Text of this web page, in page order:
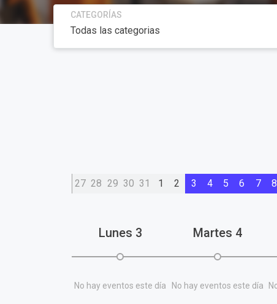
CATEGORÍAS
27 28 29 30 31 1 2 3 4 5 6 7 8
Lunes 3
No hay eventos este día
Martes 4
No hay eventos este día